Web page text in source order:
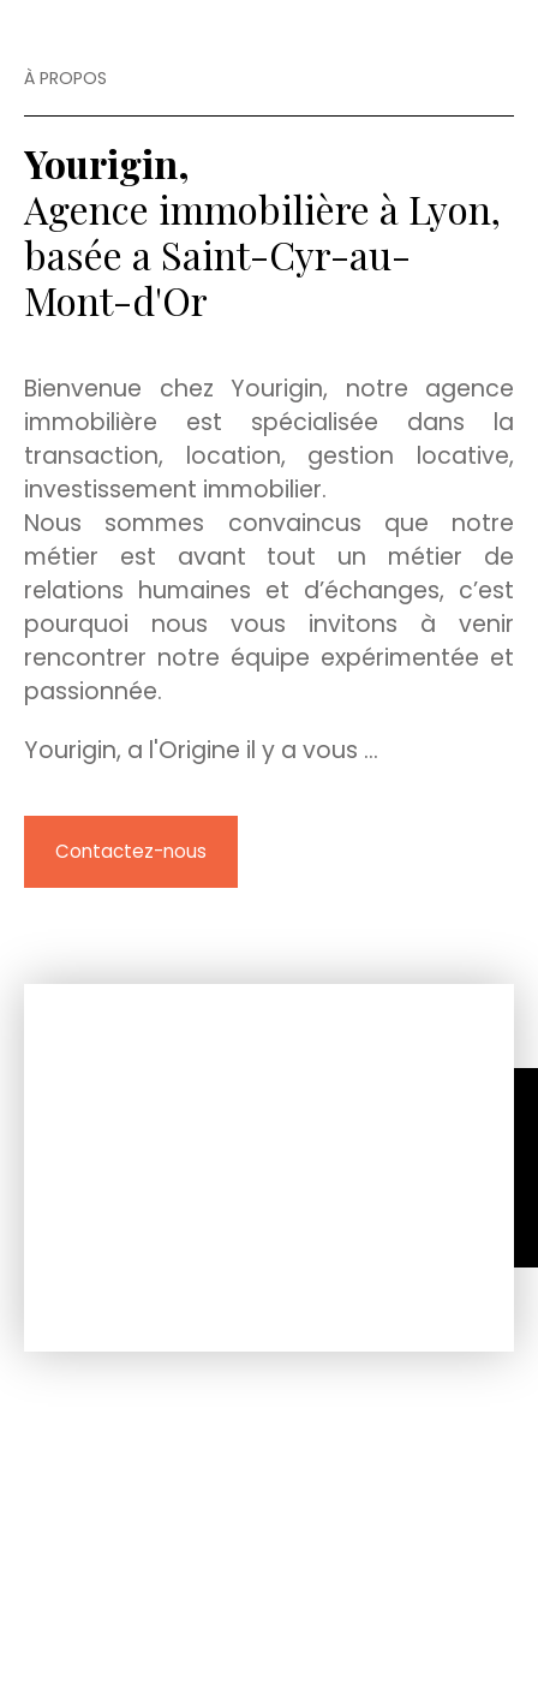
À PROPOS
Yourigin,
Agence immobilière à Lyon,
basée a Saint-Cyr-au-
Mont-d'Or
Bienvenue chez Yourigin, notre agence
immobilière est spécialisée dans la
transaction, location, gestion locative,
investissement immobilier.
Nous sommes convaincus que notre
métier est avant tout un métier de
relations humaines et d’échanges, c’est
pourquoi nous vous invitons à venir
rencontrer notre équipe expérimentée et
passionnée.
Yourigin, a l'Origine il y a vous ...
Contactez-nous